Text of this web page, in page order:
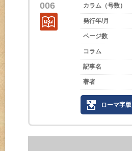
006 カラム（号数）
発行年/月
ページ数
コラム
記事名
著者
ローマ字版